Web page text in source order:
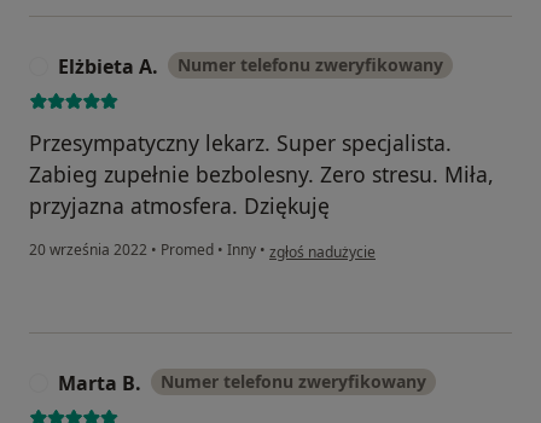
Elżbieta A. Numer telefonu zweryfikowany
Przesympatyczny lekarz. Super specjalista.
Zabieg zupełnie bezbolesny. Zero stresu. Miła,
przyjazna atmosfera. Dziękuję
20 września 2022 • Promed • Inny • w opinii użytkownika Elżbieta A.
zgłoś nadużycie
Marta B. Numer telefonu zweryfikowany